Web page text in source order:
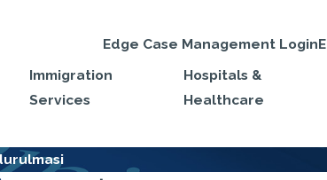
Edge Case Management Login
Immigration
Services
Hospitals &
Healthcare